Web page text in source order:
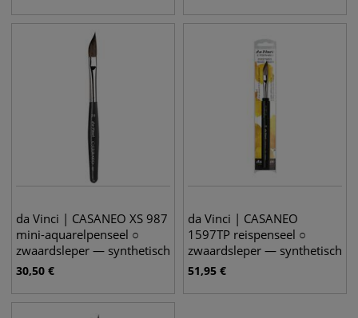
da Vinci | CASANEO XS 987
mini-aquarelpenseel ○
zwaardsleper — synthetisch
haar
30,50 €
da Vinci | CASANEO
1597TP reispenseel ○
zwaardsleper — synthetisch
haar
51,95 €